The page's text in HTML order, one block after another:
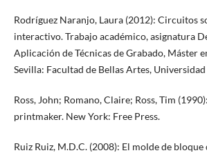
Rodríguez Naranjo, Laura (2012): Circuitos
interactivo. Trabajo académico, asignatura
Aplicación de Técnicas de Grabado, Máster
Sevilla: Facultad de Bellas Artes, Universidad
Ross, John; Romano, Claire; Ross, Tim
printmaker. New York: Free Press.
Ruiz Ruiz, M.D.C. (2008): El molde de